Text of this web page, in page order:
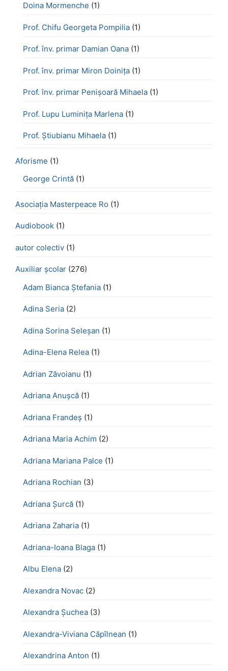
Doina Mormenche (1)
Prof. Chifu Georgeta Pompilia (1)
Prof. înv. primar Damian Oana (1)
Prof. înv. primar Miron Doinița (1)
Prof. înv. primar Penișoară Mihaela (1)
Prof. Lupu Luminița Marlena (1)
Prof. Știubianu Mihaela (1)
Aforisme (1)
George Crintă (1)
Asociația Masterpeace Ro (1)
Audiobook (1)
autor colectiv (1)
Auxiliar școlar (276)
Adam Bianca Ștefania (1)
Adina Seria (2)
Adina Sorina Seleșan (1)
Adina-Elena Relea (1)
Adrian Zăvoianu (1)
Adriana Anușcă (1)
Adriana Frandeș (1)
Adriana Maria Achim (2)
Adriana Mariana Palce (1)
Adriana Rochian (3)
Adriana Șurcă (1)
Adriana Zaharia (1)
Adriana-Ioana Blaga (1)
Albu Elena (2)
Alexandra Novac (2)
Alexandra Șuchea (3)
Alexandra-Viviana Căpîlnean (1)
Alexandrina Anton (1)